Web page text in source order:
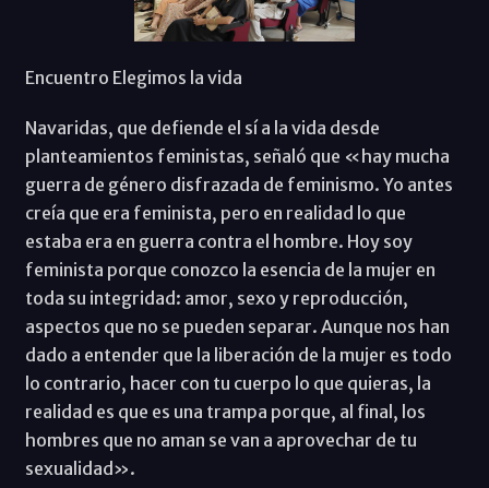
Encuentro Elegimos la vida
Navaridas, que defiende el sí a la vida desde
planteamientos feministas, señaló que «hay mucha
guerra de género disfrazada de feminismo. Yo antes
creía que era feminista, pero en realidad lo que
estaba era en guerra contra el hombre. Hoy soy
feminista porque conozco la esencia de la mujer en
toda su integridad: amor, sexo y reproducción,
aspectos que no se pueden separar. Aunque nos han
dado a entender que la liberación de la mujer es todo
lo contrario, hacer con tu cuerpo lo que quieras, la
realidad es que es una trampa porque, al final, los
hombres que no aman se van a aprovechar de tu
sexualidad».